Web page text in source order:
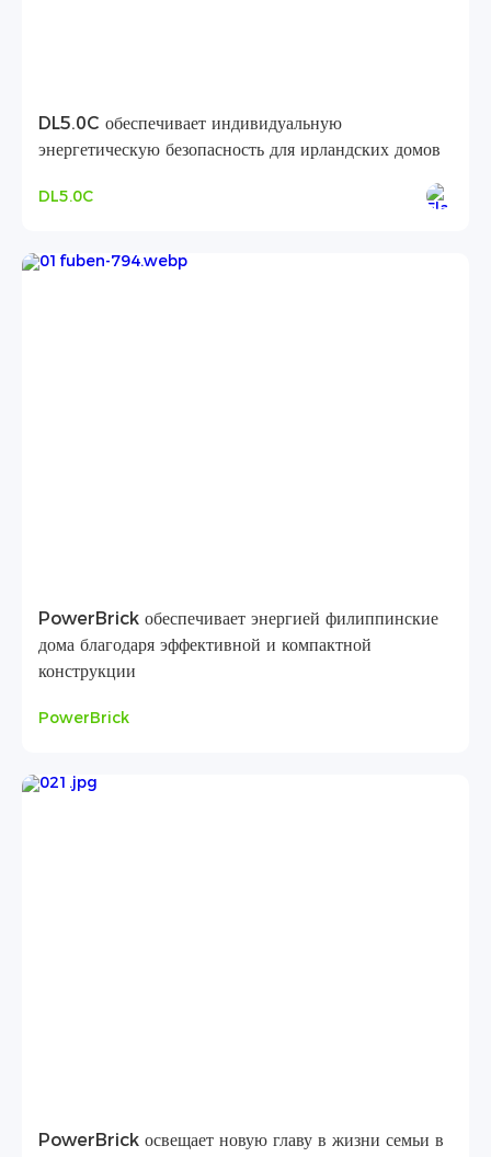
DL5.0C обеспечивает индивидуальную
энергетическую безопасность для ирландских домов
DL5.0C
PowerBrick обеспечивает энергией филиппинские
дома благодаря эффективной и компактной
конструкции
PowerBrick
PowerBrick освещает новую главу в жизни семьи в